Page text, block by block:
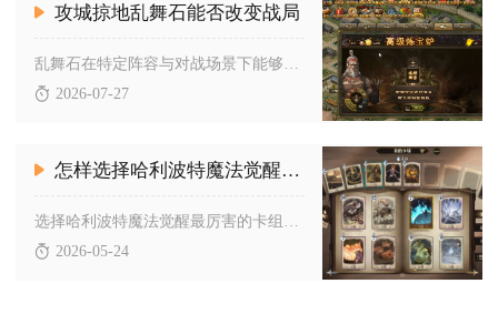
攻城掠地乱舞石能否改变战局
2026-07-27
怎样选择哈利波特魔法觉醒最厉害的卡组
2026-05-24